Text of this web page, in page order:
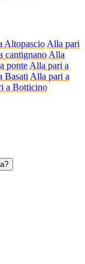
Altopascio Alla pari
cantignano Alla
ponte Alla pari a
Basati Alla pari a
a Botticino